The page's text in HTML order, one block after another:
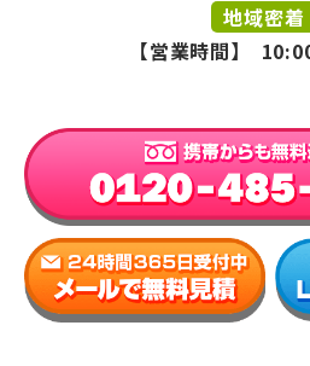
地域密着
【営業時間】